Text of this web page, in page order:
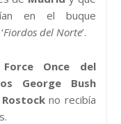
en el buque
Fiordos del Norte’.
Once del
George Bush
Rostockno recibía